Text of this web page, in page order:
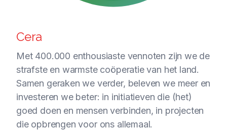
Cera
Met 400.000 enthousiaste vennoten zijn we de
strafste en warmste coöperatie van het land.
Samen geraken we verder, beleven we meer en
investeren we beter: in initiatieven die (het)
goed doen en mensen verbinden, in projecten
die opbrengen voor ons allemaal.